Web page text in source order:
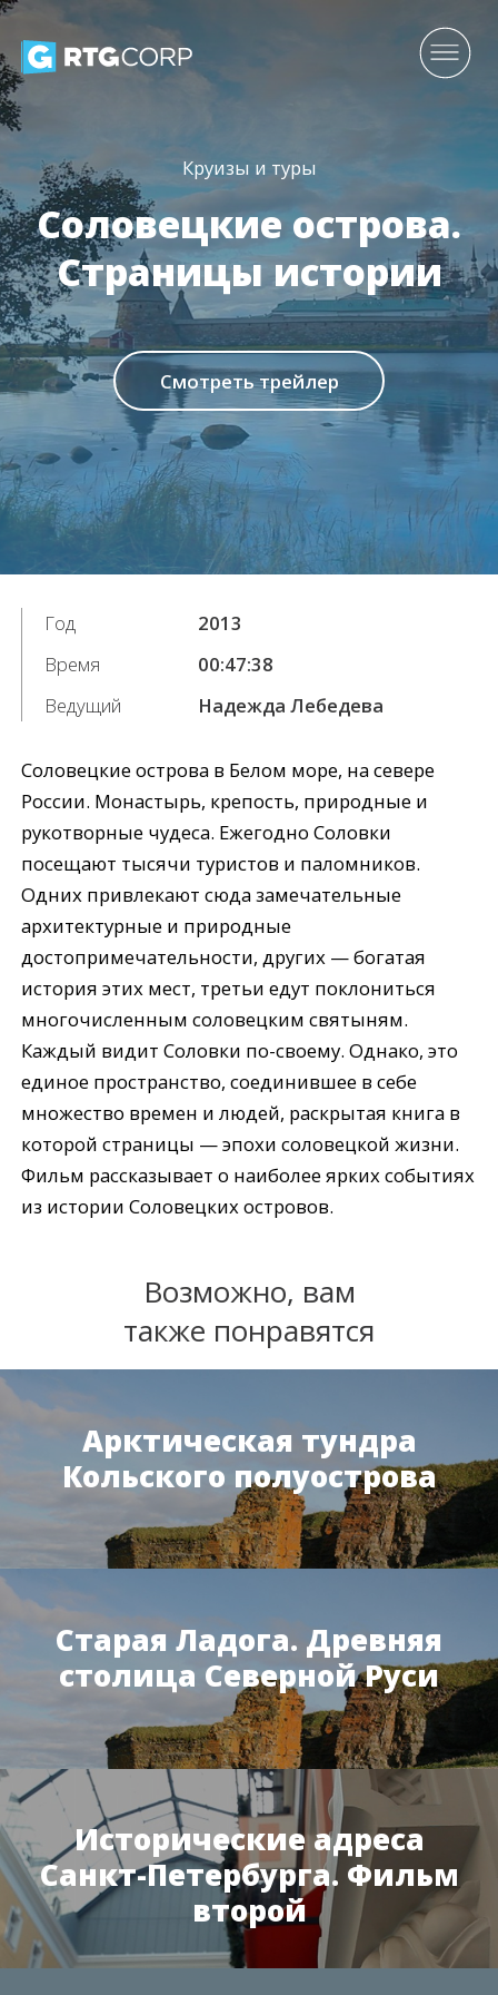
Круизы и туры
Соловецкие острова.
Страницы истории
Смотреть трейлер
Год
2013
Время
00:47:38
Ведущий
Надежда Лебедева
Соловецкие острова в Белом море, на севере
России. Монастырь, крепость, природные и
рукотворные чудеса. Ежегодно Соловки
посещают тысячи туристов и паломников.
Одних привлекают сюда замечательные
архитектурные и природные
достопримечательности, других — богатая
история этих мест, третьи едут поклониться
многочисленным соловецким святыням.
Каждый видит Соловки по-своему. Однако, это
единое пространство, соединившее в себе
множество времен и людей, раскрытая книга в
которой страницы — эпохи соловецкой жизни.
Фильм рассказывает о наиболее ярких событиях
из истории Соловецких островов.
Возможно, вам
также понравятся
Арктическая тундра
Кольского полуострова
Старая Ладога. Древняя
столица Северной Руси
Исторические адреса
Санкт-Петербурга. Фильм
второй